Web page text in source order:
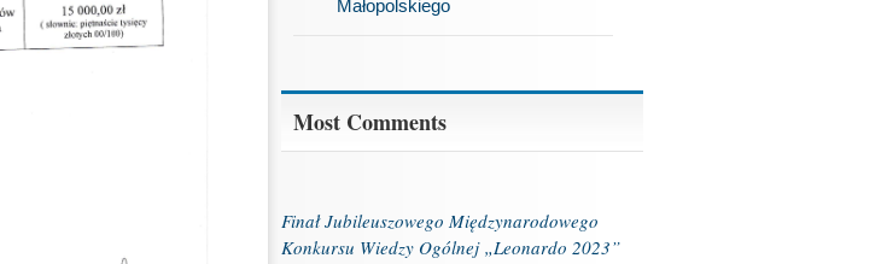
Małopolskiego
Most Comments
Finał Jubileuszowego Międzynarodowego
Konkursu Wiedzy Ogólnej „Leonardo 2023”